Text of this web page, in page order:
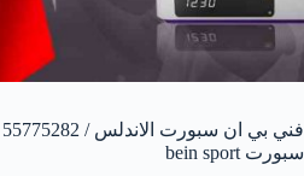
سبورت bein sport